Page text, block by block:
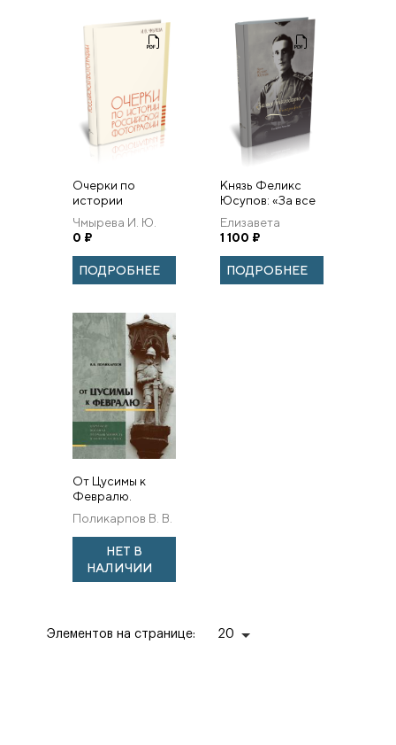
Очерки по
истории
российской
фотографии.
Чмырева И. Ю.
0 ₽
ПОДРОБНЕЕ
Князь Феликс
Юсупов: «За все
благодарю…»
Биография.
Елизавета
Красных
1 100 ₽
ПОДРОБНЕЕ
От Цусимы к
Февралю.
Царизм и
военная
промышленность
в начале XX века
Поликарпов В. В.
НЕТ В
НАЛИЧИИ
Элементов на странице: 20